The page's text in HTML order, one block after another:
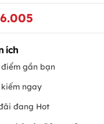
ích
gần bạn
kiếm ngay
đang Hot